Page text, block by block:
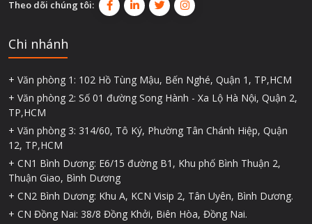
Theo dõi chúng tôi:
Chi nhánh
+ Văn phòng 1: 102 Hồ Tùng Mậu, Bến Nghé, Quận 1, TP,HCM
+ Văn phòng 2: Số 01 đường Song Hành - Xa Lộ Hà Nội, Quận 2,
TP,HCM
+ Văn phòng 3: 314/60, Tô Ký, Phường Tân Chánh Hiệp, Quận
12, TP,HCM
+ CN1 Bình Dương: E6/15 đường B1, Khu phố Bình Thuận 2,
Thuận Giao, Bình Dương
+ CN2 Bình Dương: Khu A, KCN Visip 2, Tân Uyên, Bình Dương.
+ CN Đồng Nai: 38/8 Đồng Khởi, Biên Hòa, Đồng Nai.